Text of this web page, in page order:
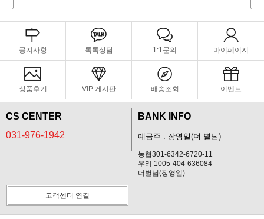
공지사항 톡톡상담 1:1문의 마이페이지
상품후기 VIP 게시판 배송조회 이벤트
CS CENTER
031-976-1942
BANK INFO
예금주 : 장영일(더 별님)
농협301-6342-6720-11
우리 1005-404-636084
더별님(장영일)
고객센터 연결